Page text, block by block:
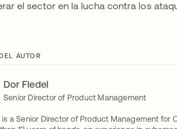
el sector en la lucha contra los
AUTOR
Dor Fledel
Senior Director of Product Management
is a Senior Director of Product Management for